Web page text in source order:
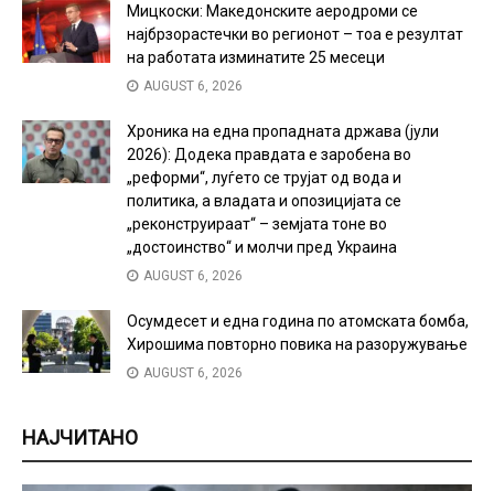
Мицкоски: Македонските аеродроми се
најбрзорастечки во регионот – тоа е резултат
на работата изминатите 25 месеци
AUGUST 6, 2026
Хроника на една пропадната држава (јули
2026): Додека правдата е заробена во
„реформи“, луѓето се трујат од вода и
политика, а владата и опозицијата се
„реконструираат“ – земјата тоне во
„достоинство“ и молчи пред Украина
AUGUST 6, 2026
Осумдесет и една година по атомската бомба,
Хирошима повторно повика на разоружување
AUGUST 6, 2026
НАЈЧИТАНО